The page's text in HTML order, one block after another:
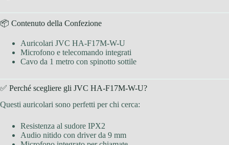
📦 Contenuto della Confezione
Auricolari JVC HA-F17M-W-U
Microfono e telecomando integrati
Cavo da 1 metro con spinotto sottile
✅ Perché scegliere gli JVC HA-F17M-W-U?
Questi auricolari sono perfetti per chi cerca:
Resistenza al sudore IPX2
Audio nitido con driver da 9 mm